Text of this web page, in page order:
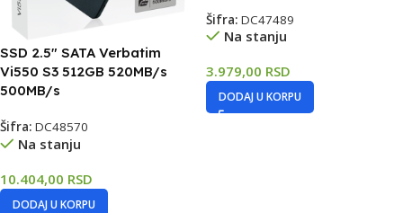
SSD 2.5″ SATA Verbatim
Vi550 S3 512GB 520MB/s
500MB/s
Šifra: DC48570
Na stanju
10.404,00 RSD
DODAJ U KORPU
Šifra: DC47489
Na stanju
3.979,00 RSD
DODAJ U KORPU